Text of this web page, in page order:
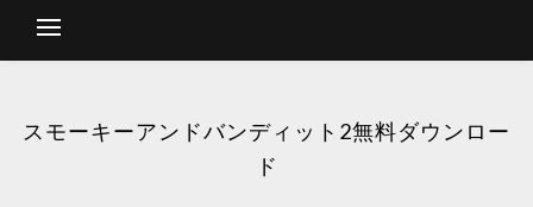
スモーキーアンドバンディット2無料ダウンロー
ド